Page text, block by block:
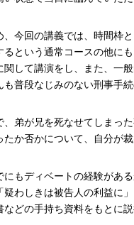
、今回の講義では、時間枠
るという通常コースの他に
関して講演をし、また、一
も普段なじみのない刑事手
、弟が兄を死なせてしまっ
たか否かについて、自分が
にもディベートの経験があ
疑わしきは被告人の利益に
などの手持ち資料をもとに